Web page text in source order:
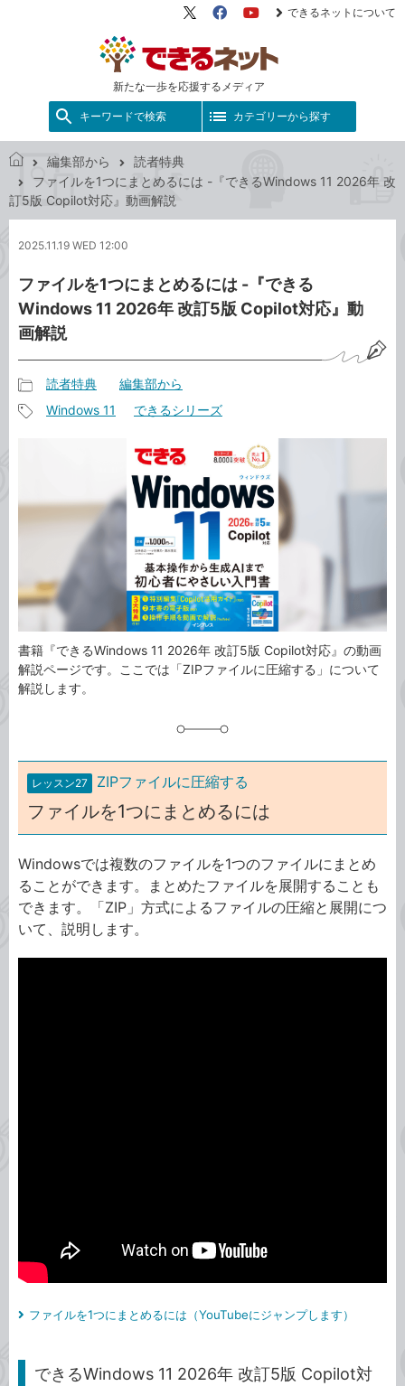
新たな一歩を応援するメディア
X（旧
FacebookYouTube
できるネットについて
キーワードで検索 カテゴリーから探す
で
き
ッ
編集部から
読者特典
ファイルを1つにまとめるには -『できるWindows 11 2026年 改
訂5版 Copilot対応』動画解説
2025.11.19 WED 12:00
ファイルを1つにまとめるには -『できる
Windows 11 2026年 改訂5版 Copilot対応』動
画解説
事
リ
読者特典 編集部から
Windows 11 できるシリーズ
書籍『できるWindows 11 2026年 改訂5版 Copilot対応』の動画
解説ページです。ここでは「ZIPファイルに圧縮する」について
解説します。
レッスン27 ZIPファイルに圧縮する
ファイルを1つにまとめるには
Windowsでは複数のファイルを1つのファイルにまとめ
ることができます。まとめたファイルを展開することも
できます。「ZIP」方式によるファイルの圧縮と展開につ
いて、説明します。
ファイルを1つにまとめるには（YouTubeにジャンプします）
できるWindows 11 2026年 改訂5版 Copilot対